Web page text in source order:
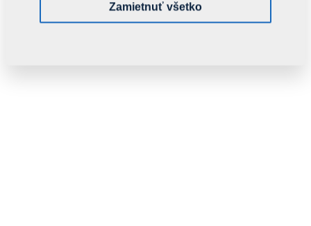
Zamietnuť všetko